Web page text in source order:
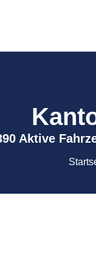
Aktive